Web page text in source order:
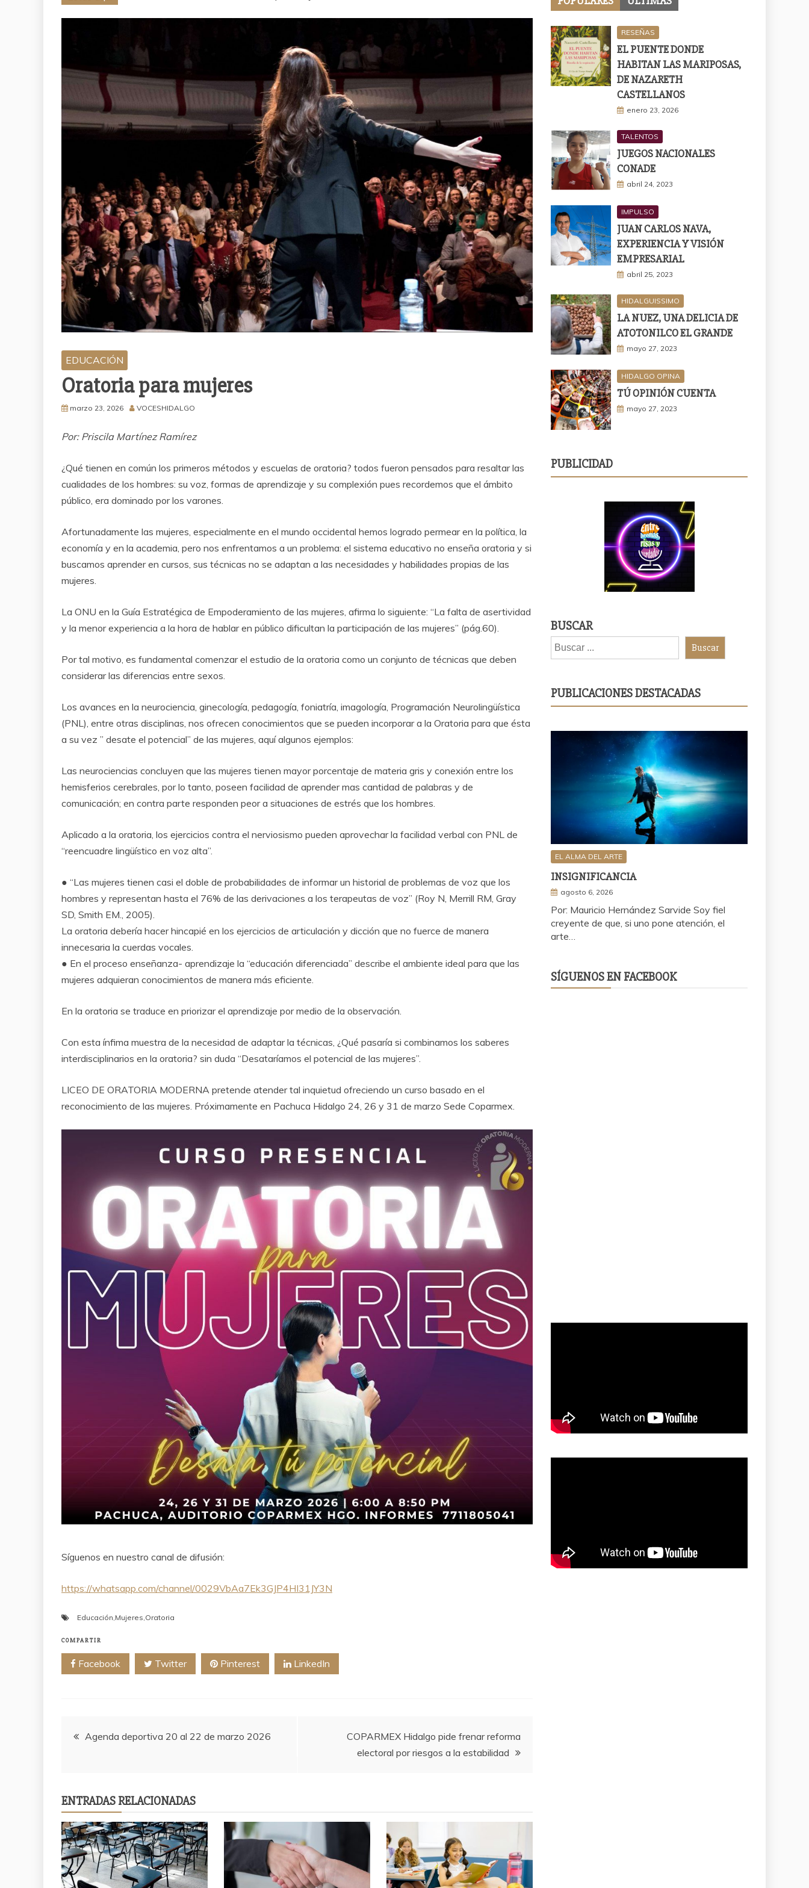
EDUCACIÓN
Oratoria para mujeres
marzo 23, 2026 VOCESHIDALGO
Por: Priscila Martínez Ramírez
¿Qué tienen en común los primeros métodos y escuelas de oratoria? todos fueron pensados para resaltar las
cualidades de los hombres: su voz, formas de aprendizaje y su complexión pues recordemos que el ámbito
público, era dominado por los varones.
Afortunadamente las mujeres, especialmente en el mundo occidental hemos logrado permear en la política, la
economía y en la academia, pero nos enfrentamos a un problema: el sistema educativo no enseña oratoria y si
buscamos aprender en cursos, sus técnicas no se adaptan a las necesidades y habilidades propias de las
mujeres.
La ONU en la Guía Estratégica de Empoderamiento de las mujeres, afirma lo siguiente: “La falta de asertividad
y la menor experiencia a la hora de hablar en público dificultan la participación de las mujeres” (pág.60).
Por tal motivo, es fundamental comenzar el estudio de la oratoria como un conjunto de técnicas que deben
considerar las diferencias entre sexos.
Los avances en la neurociencia, ginecología, pedagogía, foniatría, imagología, Programación Neurolingüística
(PNL), entre otras disciplinas, nos ofrecen conocimientos que se pueden incorporar a la Oratoria para que ésta
a su vez ” desate el potencial” de las mujeres, aquí algunos ejemplos:
Las neurociencias concluyen que las mujeres tienen mayor porcentaje de materia gris y conexión entre los
hemisferios cerebrales, por lo tanto, poseen facilidad de aprender mas cantidad de palabras y de
comunicación; en contra parte responden peor a situaciones de estrés que los hombres.
Aplicado a la oratoria, los ejercicios contra el nerviosismo pueden aprovechar la facilidad verbal con PNL de
“reencuadre lingüístico en voz alta”.
● “Las mujeres tienen casi el doble de probabilidades de informar un historial de problemas de voz que los
hombres y representan hasta el 76% de las derivaciones a los terapeutas de voz” (Roy N, Merrill RM, Gray
SD, Smith EM., 2005).
La oratoria debería hacer hincapié en los ejercicios de articulación y dicción que no fuerce de manera
innecesaria la cuerdas vocales.
● En el proceso enseñanza- aprendizaje la “educación diferenciada” describe el ambiente ideal para que las
mujeres adquieran conocimientos de manera más eficiente.
En la oratoria se traduce en priorizar el aprendizaje por medio de la observación.
Con esta ínfima muestra de la necesidad de adaptar la técnicas, ¿Qué pasaría si combinamos los saberes
interdisciplinarios en la oratoria? sin duda “Desataríamos el potencial de las mujeres”.
LICEO DE ORATORIA MODERNA pretende atender tal inquietud ofreciendo un curso basado en el
reconocimiento de las mujeres. Próximamente en Pachuca Hidalgo 24, 26 y 31 de marzo Sede Coparmex.
Síguenos en nuestro canal de difusión:
https://whatsapp.com/channel/0029VbAa7Ek3GJP4HI31JY3N
Educación Mujeres Oratoria
COMPARTIR
Facebook Twitter Pinterest LinkedIn
Navegación
entradas
Agenda deportiva 20 al 22 de marzo 2026
COPARMEX Hidalgo pide frenar reforma
electoral por riesgos a la estabilidad
ENTRADAS RELACIONADAS
RESEÑAS
EL PUENTE DONDE
HABITAN LAS MARIPOSAS,
DE NAZARETH
CASTELLANOS
enero 23, 2026
TALENTOS
JUEGOS NACIONALES
CONADE
abril 24, 2023
IMPULSO
JUAN CARLOS NAVA,
EXPERIENCIA Y VISIÓN
EMPRESARIAL
abril 25, 2023
HIDALGUISSIMO
LA NUEZ, UNA DELICIA DE
ATOTONILCO EL GRANDE
mayo 27, 2023
HIDALGO OPINA
TÚ OPINIÓN CUENTA
mayo 27, 2023
PUBLICIDAD
BUSCAR
Buscar
PUBLICACIONES DESTACADAS
EL ALMA DEL ARTE
INSIGNIFICANCIA
agosto 6, 2026
Por: Mauricio Hernández Sarvide Soy fiel
creyente de que, si uno pone atención, el
arte…
SÍGUENOS EN FACEBOOK